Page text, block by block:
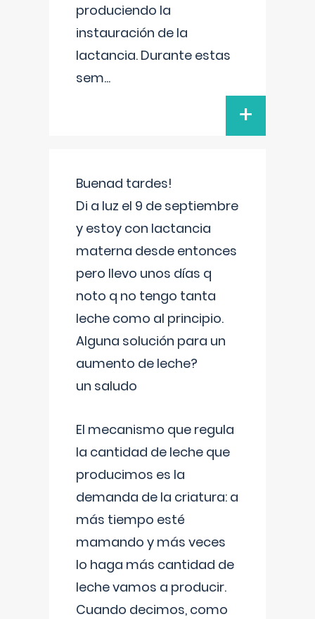
produciendo la
instauración de la
lactancia. Durante estas
sem...
+
Buenad tardes!
Di a luz el 9 de septiembre
y estoy con lactancia
materna desde entonces
pero llevo unos días q
noto q no tengo tanta
leche como al principio.
Alguna solución para un
aumento de leche?
un saludo
El mecanismo que regula
la cantidad de leche que
producimos es la
demanda de la criatura: a
más tiempo esté
mamando y más veces
lo haga más cantidad de
leche vamos a producir.
Cuando decimos, como